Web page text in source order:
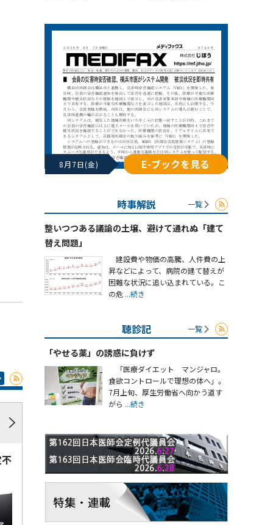
8月7日(金) E-ブックを見る
時事解説 一覧
整いつつある議論の土壌、避けて通れぬ「建て
替え問題」
建設費や物価の高騰、人件費の上
昇などによって、病院の建て替えが
困難な状況に追い込まれている。こ
の危 ...続き
聴診記 一覧
「やせる薬」の誘惑に負けず
「医療ダイエット マンジャロ。
食欲コントロールで理想の体へ」。
7月上旬、厚生労働省へ向かう道す
がら ...続き